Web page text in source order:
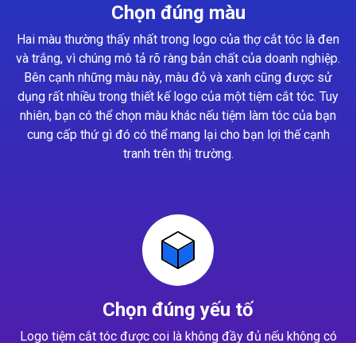
Chọn đúng màu
Hai màu thường thấy nhất trong logo của thợ cắt tóc là đen
và trắng, vì chúng mô tả rõ ràng bản chất của doanh nghiệp.
Bên cạnh những màu này, màu đỏ và xanh cũng được sử
dụng rất nhiều trong thiết kế logo của một tiệm cắt tóc. Tuy
nhiên, bạn có thể chọn màu khác nếu tiệm làm tóc của bạn
cung cấp thứ gì đó có thể mang lại cho bạn lợi thế cạnh
tranh trên thị trường.
Chọn đúng yếu tố
Logo tiệm cắt tóc được coi là không đầy đủ nếu không có